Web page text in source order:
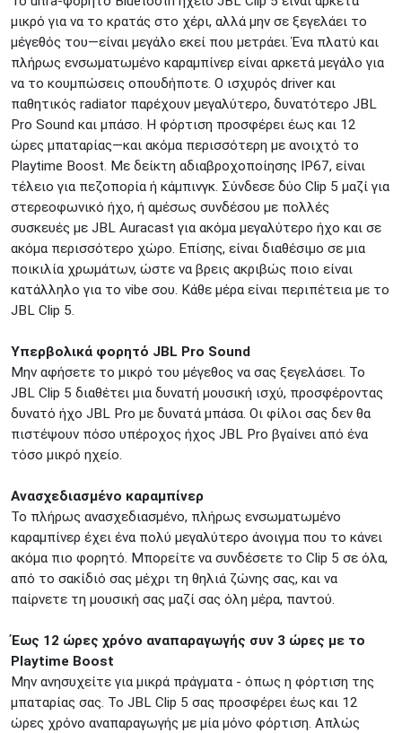
Πτολεμαίου Κλαύδιου 8
ΚΕΝΤΡΙΚΕΣ ΑΠΟΘΗΚΕΣ
ΘΕΣΣΑΛΟΝΙΚΗ
Δωδεκανήσου 28 &
Πολυτεχνείου
Προσοχή!Η Διαθεσιμότητα μεταβάλλεται συνεχώς
Διαβάστε εδώ
μικρό για να το κρατάς στο χέρι, αλλά μην σε ξεγελάει το
μέγεθός του—είναι μεγάλο εκεί που μετράει. Ένα πλατύ και
πλήρως ενσωματωμένο καραμπίνερ είναι αρκετά μεγάλο για
να το κουμπώσεις οπουδήποτε. Ο ισχυρός driver και
παθητικός radiator παρέχουν μεγαλύτερο, δυνατότερο JBL
Pro Sound και μπάσο. Η φόρτιση προσφέρει έως και 12
ώρες μπαταρίας—και ακόμα περισσότερη με ανοιχτό το
Playtime Boost. Με δείκτη αδιαβροχοποίησης IP67, είναι
τέλειο για πεζοπορία ή κάμπινγκ. Σύνδεσε δύο Clip 5 μαζί για
στερεοφωνικό ήχο, ή αμέσως συνδέσου με πολλές
συσκευές με JBL Auracast για ακόμα μεγαλύτερο ήχο και σε
ακόμα περισσότερο χώρο. Επίσης, είναι διαθέσιμο σε μια
ποικιλία χρωμάτων, ώστε να βρεις ακριβώς ποιο είναι
κατάλληλο για το vibe σου. Κάθε μέρα είναι περιπέτεια με το
JBL Clip 5.
Υπερβολικά φορητό JBL Pro Sound
Μην αφήσετε το μικρό του μέγεθος να σας ξεγελάσει. Το
JBL Clip 5 διαθέτει μια δυνατή μουσική ισχύ, προσφέροντας
δυνατό ήχο JBL Pro με δυνατά μπάσα. Οι φίλοι σας δεν θα
πιστέψουν πόσο υπέροχος ήχος JBL Pro βγαίνει από ένα
τόσο μικρό ηχείο.
Ανασχεδιασμένο καραμπίνερ
Το πλήρως ανασχεδιασμένο, πλήρως ενσωματωμένο
καραμπίνερ έχει ένα πολύ μεγαλύτερο άνοιγμα που το κάνει
ακόμα πιο φορητό. Μπορείτε να συνδέσετε το Clip 5 σε όλα,
από το σακίδιό σας μέχρι τη θηλιά ζώνης σας, και να
παίρνετε τη μουσική σας μαζί σας όλη μέρα, παντού.
Έως 12 ώρες χρόνο αναπαραγωγής συν 3 ώρες με το
Playtime Boost
Μην ανησυχείτε για μικρά πράγματα - όπως η φόρτιση της
μπαταρίας σας. Το JBL Clip 5 σας προσφέρει έως και 12
ώρες χρόνο αναπαραγωγής με μία μόνο φόρτιση. Απλώς